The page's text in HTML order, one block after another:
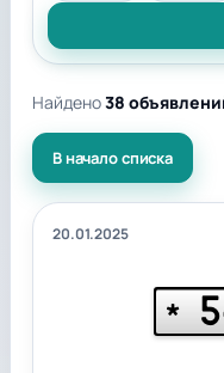
Найдено38
В начало списка
20.01.2025
*